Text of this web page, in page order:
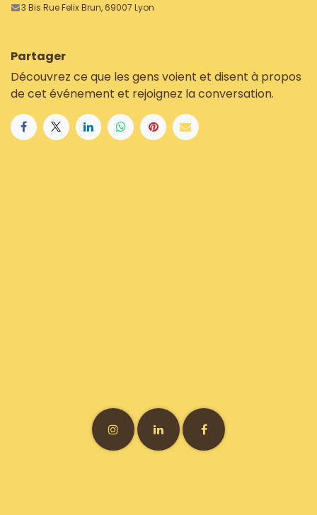
3 Bis Rue Felix Brun, 69007 Lyon
Partager
Découvrez ce que les gens voient et disent à propos
de cet événement et rejoignez la conversation.